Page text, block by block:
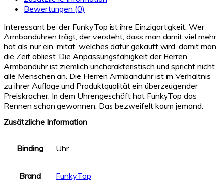
Bewertungen (0)
Interessant bei der FunkyTop ist ihre Einzigartigkeit. Wer
Armbanduhren trägt, der versteht, dass man damit viel mehr
hat als nur ein Imitat, welches dafür gekauft wird, damit man
die Zeit abliest. Die Anpassungsfähigkeit der Herren
Armbanduhr ist ziemlich uncharakteristisch und spricht nicht
alle Menschen an. Die Herren Armbanduhr ist im Verhältnis
zu ihrer Auflage und Produktqualität ein überzeugender
Preiskracher. In dem Uhrengeschäft hat FunkyTop das
Rennen schon gewonnen. Das bezweifelt kaum jemand.
Zusätzliche Information
Binding Uhr
Brand FunkyTop